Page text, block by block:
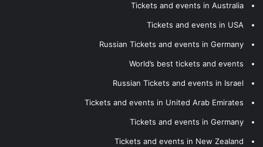
Tickets and events in Australia
Tickets and events in USA
Russian Tickets and events in Germany
World’s best tickets and events
Russian Tickets and events in Israel
Tickets and events in United Arab Emirates
Tickets and events in Germany
Tickets and events in New Zealand